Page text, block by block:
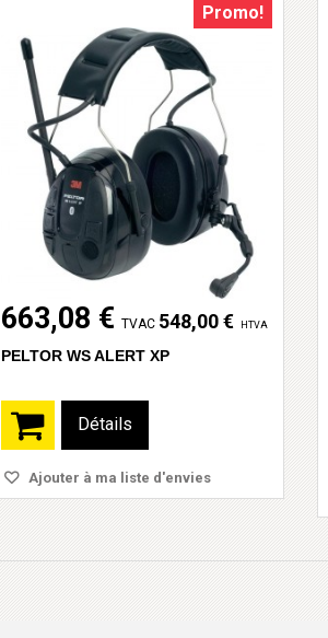
Promo!
663,08 € TVAC 548,00 € HTVA
PELTOR WS ALERT XP
Détails
Ajouter à ma liste d'envies